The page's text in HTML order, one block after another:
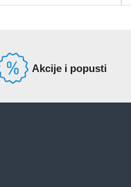
do
Akcije i popusti